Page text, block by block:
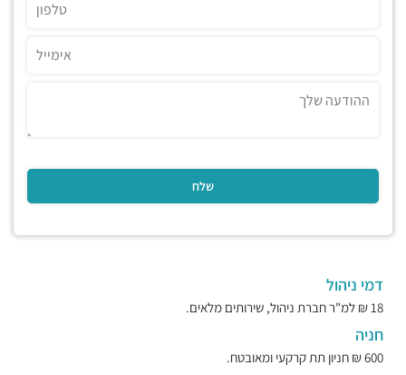
דמי ניהול
18 ₪ למ"ר חברת ניהול, שירותים מלאים.
חניה
600 ₪ חניון תת קרקעי ומאובטח.